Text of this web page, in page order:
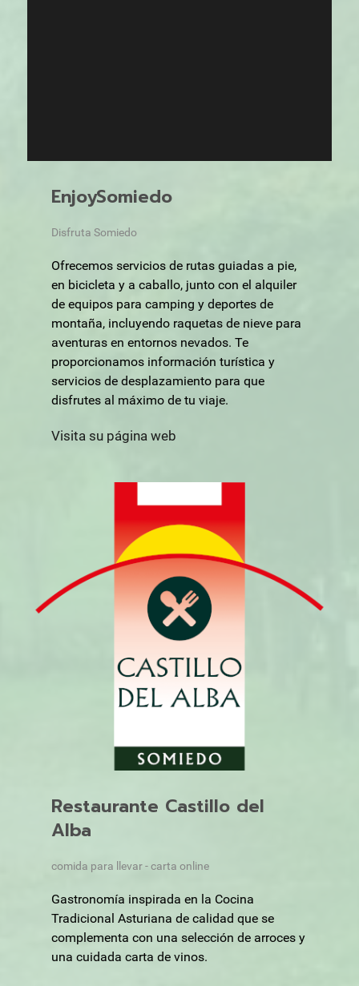
EnjoySomiedo
Disfruta Somiedo
Ofrecemos servicios de rutas guiadas a pie,
en bicicleta y a caballo, junto con el alquiler
de equipos para camping y deportes de
montaña, incluyendo raquetas de nieve para
aventuras en entornos nevados. Te
proporcionamos información turística y
servicios de desplazamiento para que
disfrutes al máximo de tu viaje.
Visita su página web
Restaurante Castillo del
Alba
comida para llevar - carta online
Gastronomía inspirada en la Cocina
Tradicional Asturiana de calidad que se
complementa con una selección de arroces y
una cuidada carta de vinos.